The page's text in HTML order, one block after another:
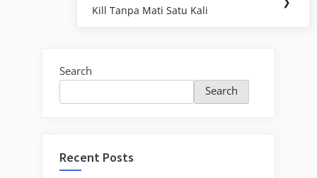
Post:
Kill Tanpa Mati Satu Kali
Search
Search
Recent Posts